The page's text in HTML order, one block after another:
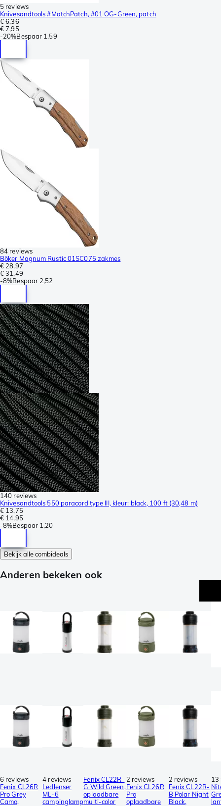
5 reviews
Knivesandtools #MatchPatch, #01 OG-Green, patch
€ 6,36
€ 7,95
-20%Bespaar 1,59
84 reviews
Böker Magnum Rustic 01SC075 zakmes
€ 28,97
€ 31,49
-8%Bespaar 2,52
140 reviews
Knivesandtools 550 paracord type III, kleur: black, 100 ft (30,48 m)
€ 13,75
€ 14,95
-8%Bespaar 1,20
Bekijk alle combideals
Anderen bekeken ook
6 reviews
Fenix CL26R
Pro Grey
Camo,
4 reviews
Ledlenser
ML-6
campinglamp
Fenix CL22R-
G Wild Green,
oplaadbare
multi-color
2 reviews
Fenix CL26R
Pro
oplaadbare
2 reviews
Fenix CL22R-
B Polar Night
Black,
13